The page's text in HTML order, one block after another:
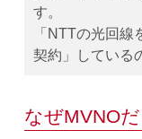
す。
「NTTの光回
契約」している
なぜMVNO